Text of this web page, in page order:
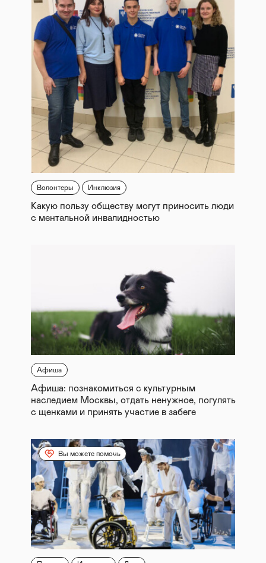
Волонтеры Инклюзия
Какую пользу обществу могут приносить люди
с ментальной инвалидностью
Афиша
Афиша: познакомиться с культурным
наследием Москвы, отдать ненужное, погулять
с щенками и принять участие в забеге
Вы можете помочь